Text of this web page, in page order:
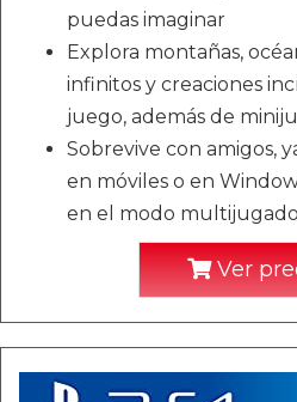
puedas imaginar
Explora montañas,
infinitos y creaciones
juego, además de
Sobrevive con amigos,
en móviles o en
en el modo
Ver